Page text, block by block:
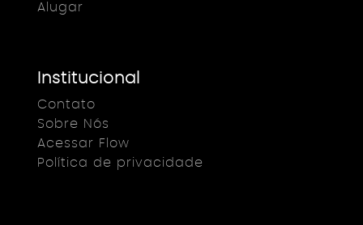
Alugar
Institucional
Contato
Sobre Nós
Acessar Flow
Política de privacidade